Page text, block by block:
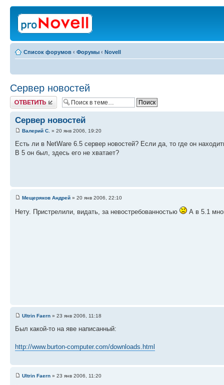
Список форумов ‹ Форумы ‹ Novell
Сервер новостей
Ответить
Сервер новостей
Валерий С. » 20 янв 2006, 19:20
Есть ли в NetWare 6.5 сервер новостей? Если да, то где он
В 5 он был, здесь его не хватает?
Мещеряков Андрей » 20 янв 2006, 22:10
Нету. Пристрелили, видать, за невостребованностью А в 5.1
Ultrin Faern » 23 янв 2006, 11:18
Был какой-то на яве написанный:
http://www.burton-computer.com/downloads.html
Ultrin Faern » 23 янв 2006, 11:20